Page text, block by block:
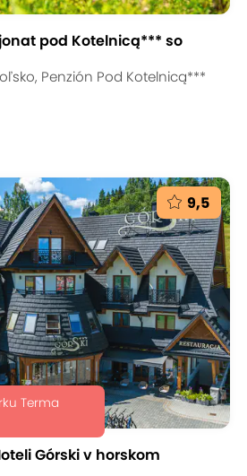
pod Kotelnicą*** so
Penzión Pod Kotelnicą***
9,5
Terma
Górski v horskom